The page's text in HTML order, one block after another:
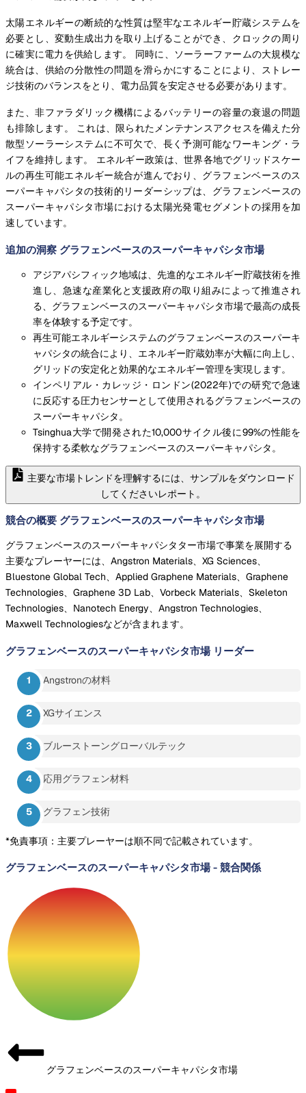
太陽エネルギーの断続的な性質は堅牢なエネルギー貯蔵システムを
必要とし、変動生成出力を取り上げることができ、クロックの周り
に確実に電力を供給します。 同時に、ソーラーファームの大規模な
統合は、供給の分散性の問題を滑らかにすることにより、ストレー
ジ技術のバランスをとり、電力品質を安定させる必要があります。
また、非ファラダリック機構によるバッテリーの容量の衰退の問題
も排除します。 これは、限られたメンテナンスアクセスを備えた分
散型ソーラーシステムに不可欠で、長く予測可能なワーキング・ラ
イフを維持します。 エネルギー政策は、世界各地でグリッドスケー
ルの再生可能エネルギー統合が進んでおり、グラフェンベースのス
ーパーキャパシタの技術的リーダーシップは、グラフェンベースの
スーパーキャパシタ市場における太陽光発電セグメントの採用を加
速しています。
追加の洞察 グラフェンベースのスーパーキャパシタ市場
アジアパシフィック地域は、先進的なエネルギー貯蔵技術を推
進し、急速な産業化と支援政府の取り組みによって推進され
る、グラフェンベースのスーパーキャパシタ市場で最高の成長
率を体験する予定です。
再生可能エネルギーシステムのグラフェンベースのスーパーキ
ャパシタの統合により、エネルギー貯蔵効率が大幅に向上し、
グリッドの安定化と効果的なエネルギー管理を実現します。
インペリアル・カレッジ・ロンドン(2022年)での研究で急速
に反応する圧力センサーとして使用されるグラフェンベースの
スーパーキャパシタ。
Tsinghua大学で開発された10,000サイクル後に99%の性能を
保持する柔軟なグラフェンベースのスーパーキャパシタ。
主要な市場トレンドを理解するには、サンプルをダウンロード
してくださいレポート。
競合の概要 グラフェンベースのスーパーキャパシタ市場
グラフェンベースのスーパーキャパシタター市場で事業を展開する
主要なプレーヤーには、Angstron Materials、XG Sciences、
Bluestone Global Tech、Applied Graphene Materials、Graphene
Technologies、Graphene 3D Lab、Vorbeck Materials、Skeleton
Technologies、Nanotech Energy、Angstron Technologies、
Maxwell Technologiesなどが含まれます。
グラフェンベースのスーパーキャパシタ市場 リーダー
Angstronの材料
XGサイエンス
ブルーストーングローバルテック
応用グラフェン材料
グラフェン技術
*免責事項：主要プレーヤーは順不同で記載されています。
グラフェンベースのスーパーキャパシタ市場- 競合関係
グラフェンベースのスーパーキャパシタ市場